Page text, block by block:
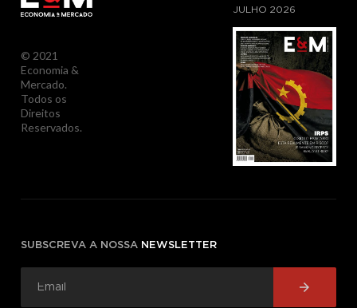
© 2021
Economia &
Mercado.
Todos os
Direitos
Reservados.
JULHO 2026
SUBSCREVA A NOSSA NEWSLETTER